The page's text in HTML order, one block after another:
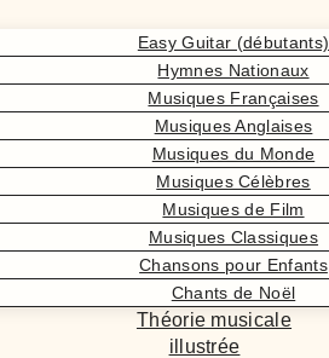
Easy Guitar (débutants)
Hymnes Nationaux
Musiques Françaises
Musiques Anglaises
Musiques du Monde
Musiques Célèbres
Musiques de Film
Musiques Classiques
Chansons pour Enfants
Chants de Noël
Théorie musicale
illustrée